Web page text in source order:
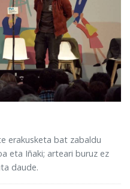
erakusketa bat zabaldu
eta Iñaki; arteari buruz ez
daude.